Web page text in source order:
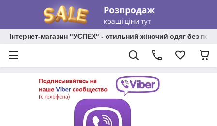
Інтернет-магазин "УСПЕХ" - стильний жіночий одяг без